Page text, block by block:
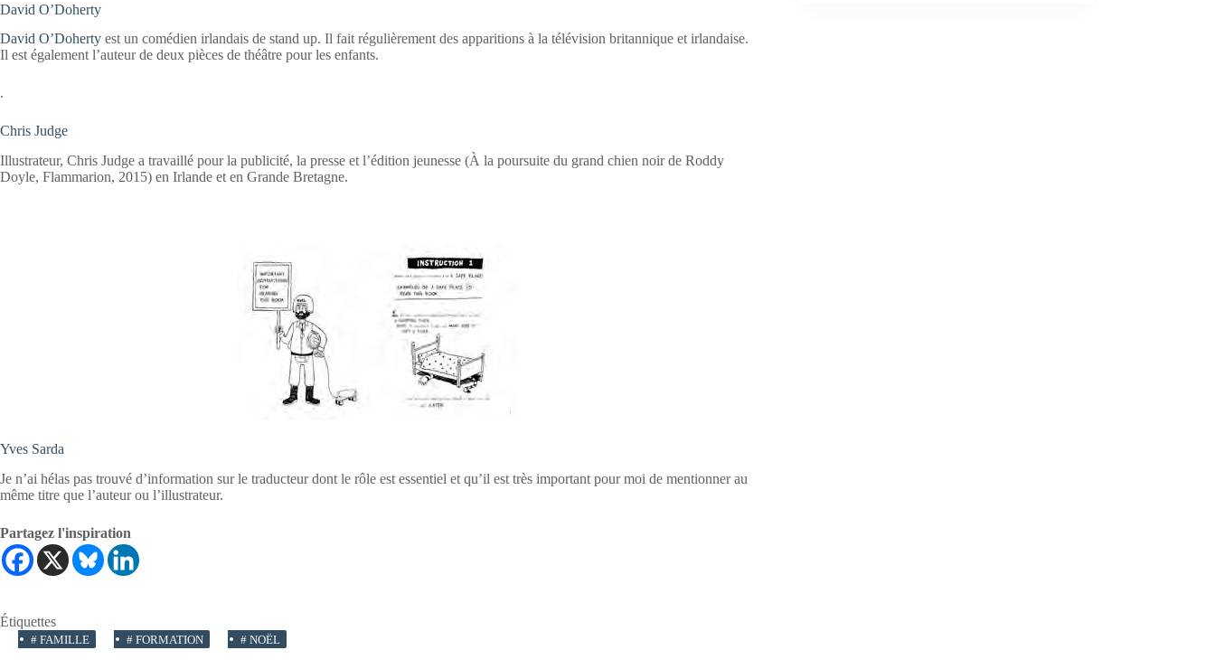
David O’Doherty
David O’Doherty est un comédien irlandais de stand up. Il fait régulièrement des apparitions à la télévision britannique et irlandaise.
Il est également l’auteur de deux pièces de théâtre pour les enfants.
.
Chris Judge
Illustrateur, Chris Judge a travaillé pour la publicité, la presse et l’édition jeunesse (À la poursuite du grand chien noir de Roddy
Doyle, Flammarion, 2015) en Irlande et en Grande Bretagne.
Yves Sarda
Je n’ai hélas pas trouvé d’information sur le traducteur dont le rôle est essentiel et qu’il est très important pour moi de mentionner au
même titre que l’auteur ou l’illustrateur.
Partagez l'inspiration
Étiquettes
# FAMILLE # FORMATION # NOËL